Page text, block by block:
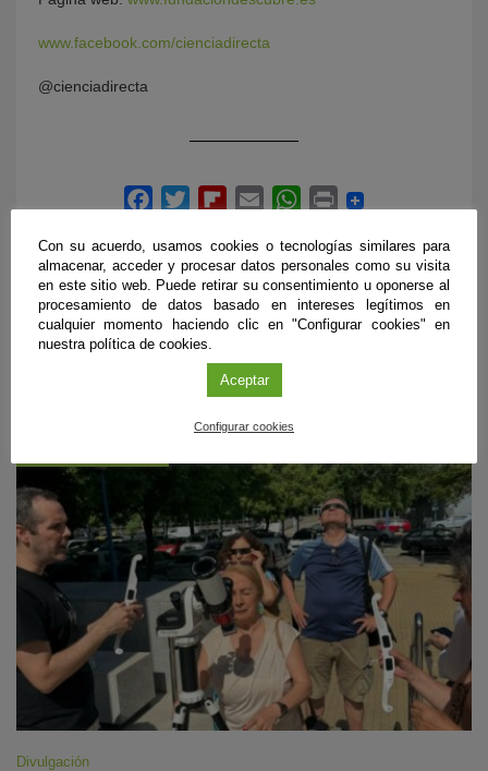
www.facebook.com/cienciadirecta
@cienciadirecta
ÚLTIMAS PUBLICACIONES
Divulgación
Con su acuerdo, usamos cookies o tecnologías similares para
almacenar, acceder y procesar datos personales como su visita
en este sitio web. Puede retirar su consentimiento u oponerse al
procesamiento de datos basado en intereses legítimos en
cualquier momento haciendo clic en "Configurar cookies" en
nuestra política de cookies.
Aceptar
Configurar cookies